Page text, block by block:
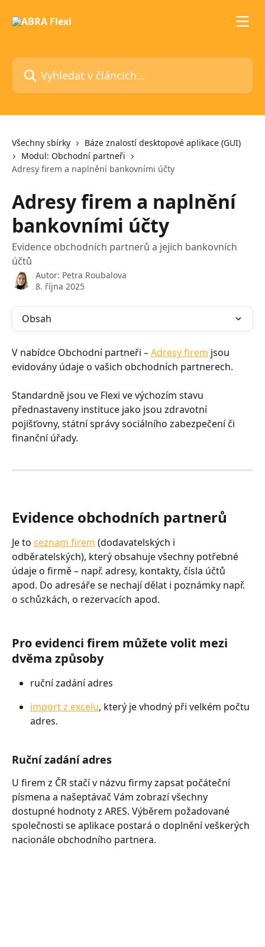
Vyhledat v článcích…
Všechny sbírky
Báze znalostí desktopové aplikace (GUI)
Modul: Obchodní partneři
Adresy firem a naplnění bankovními účty
Adresy firem a naplnění
bankovními účty
Evidence obchodních partnerů a jejich bankovních
účtů
Autor: Petra Roubalova
8. října 2025
Obsah
V nabídce Obchodní partneři – Adresy firem jsou
evidovány údaje o vašich obchodních partnerech.
Standardně jsou ve Flexi ve výchozím stavu
přednastaveny instituce jako jsou zdravotní
pojišťovny, státní správy sociálního zabezpečení či
finanční úřady.
Evidence obchodních partnerů
Je to seznam firem (dodavatelských i
odběratelských), který obsahuje všechny potřebné
údaje o firmě – např. adresy, kontakty, čísla účtů
apod. Do adresáře se nechají dělat i poznámky např.
o schůzkách, o rezervacích apod.
Pro evidenci firem můžete volit mezi
dvěma způsoby
ruční zadání adres
import z excelu, který je vhodný při velkém počtu
adres.
Ruční zadání adres
U firem z ČR stačí v názvu firmy zapsat počáteční
písmena a našeptávač Vám zobrazí všechny
dostupné hodnoty z ARES. Výběrem požadované
společnosti se aplikace postará o doplnění veškerých
nacionále obchodního partnera.